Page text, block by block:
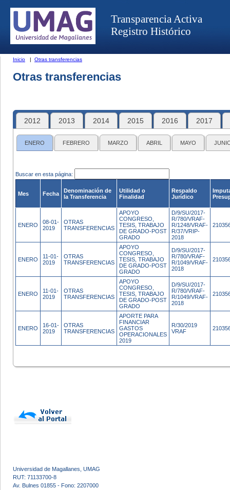
Transparencia Activa
Registro Histórico
Inicio | Otras transferencias
Otras transferencias
2012 2013 2014 2015 2016 2017
ENERO FEBRERO MARZO ABRIL MAYO
Buscar en esta página:
Mes Fecha
Denominación de
la Transferencia
Utilidad o
Finalidad
Respaldo
Jurídico
ENERO
08-01-
2019
OTRAS
TRANSFERENCIAS
APOYO
CONGRESO,
TESIS, TRABAJO
DE GRADO-POST
GRADO
D/9/SU/2017-
R/780/VRAF-
R/1248/VRAF-
R/37/VRIP-
2018
ENERO
11-01-
2019
OTRAS
TRANSFERENCIAS
APOYO
CONGRESO,
TESIS, TRABAJO
DE GRADO-POST
GRADO
D/9/SU/2017-
R/780/VRAF-
R/1049/VRAF-
2018
ENERO
11-01-
2019
OTRAS
TRANSFERENCIAS
APOYO
CONGRESO,
TESIS, TRABAJO
DE GRADO-POST
GRADO
D/9/SU/2017-
R/780/VRAF-
R/1049/VRAF-
2018
ENERO
16-01-
2019
OTRAS
TRANSFERENCIAS
APORTE PARA
FINANCIAR
GASTOS
OPERACIONALES
2019
R/30/2019
VRAF
Universidad de Magallanes, UMAG
RUT: 71133700-8
Av. Bulnes 01855 - Fono: 2207000